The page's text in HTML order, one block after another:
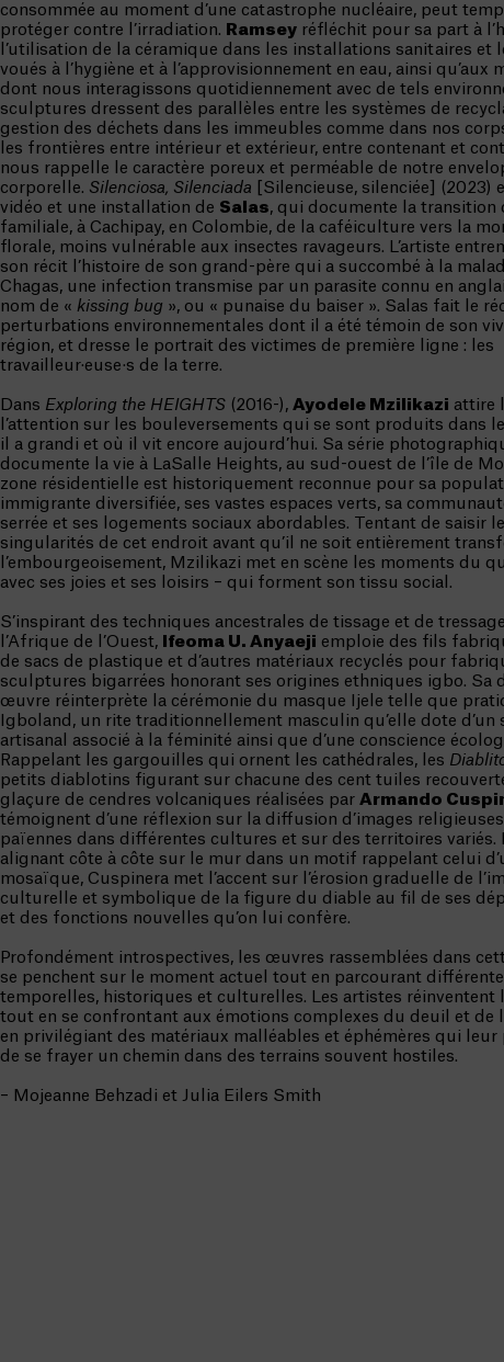
consommée au moment d’une catastrophe nucléaire, peut
protéger contre l’irradiation. Ramsey réfléchit pour sa part à
l’utilisation de la céramique dans les installations sanitaires et
voués à l’hygiène et à l’approvisionnement en eau, ainsi qu’aux
dont nous interagissons quotidiennement avec de tels
sculptures dressent des parallèles entre les systèmes de
gestion des déchets dans les immeubles comme dans nos
les frontières entre intérieur et extérieur, entre contenant et
nous rappelle le caractère poreux et perméable de notre
corporelle. Silenciosa, Silenciada [Silencieuse, silenciée] (2023)
vidéo et une installation de Salas, qui documente la transition
familiale, à Cachipay, en Colombie, de la caféiculture vers la
florale, moins vulnérable aux insectes ravageurs. L’artiste
son récit l’histoire de son grand-père qui a succombé à la
Chagas, une infection transmise par un parasite connu en
nom de « kissing bug », ou « punaise du baiser ». Salas fait le
perturbations environnementales dont il a été témoin de son
région, et dresse le portrait des victimes de première ligne : les
travailleur·euse·s de la terre.
Dans Exploring the HEIGHTS (2016-), Ayodele Mzilikazi attire
l’attention sur les bouleversements qui se sont produits dans
il a grandi et où il vit encore aujourd’hui. Sa série
documente la vie à LaSalle Heights, au sud-ouest de l’île de
zone résidentielle est historiquement reconnue pour sa
immigrante diversifiée, ses vastes espaces verts, sa
serrée et ses logements sociaux abordables. Tentant de saisir
singularités de cet endroit avant qu’il ne soit entièrement
l’embourgeoisement, Mzilikazi met en scène les moments du
avec ses joies et ses loisirs – qui forment son tissu social.
S’inspirant des techniques ancestrales de tissage et de
l’Afrique de l’Ouest,
Ifeoma U. Anyaeji emploie des fils
de sacs de plastique et d’autres matériaux recyclés pour
sculptures bigarrées honorant ses origines ethniques igbo. Sa
œuvre réinterprète la cérémonie du masque Ijele telle que
Igboland, un rite traditionnellement masculin qu’elle dote d’un
artisanal associé à la féminité ainsi que d’une conscience
Rappelant les gargouilles qui ornent les cathédrales, les
petits diablotins figurant sur chacune des cent tuiles
glaçure de cendres volcaniques réalisées par Armando
témoignent d’une réflexion sur la diffusion d’images
païennes dans différentes cultures et sur des territoires variés.
alignant côte à côte sur le mur dans un motif rappelant celui
mosaïque, Cuspinera met l’accent sur l’érosion graduelle de
culturelle et symbolique de la figure du diable au fil de ses
et des fonctions nouvelles qu’on lui confère.
Profondément introspectives, les œuvres rassemblées dans
se penchent sur le moment actuel tout en parcourant
temporelles, historiques et culturelles. Les artistes réinventent
tout en se confrontant aux émotions complexes du deuil et de
en privilégiant des matériaux malléables et éphémères qui leur
de se frayer un chemin dans des terrains souvent hostiles.
– Mojeanne Behzadi et Julia Eilers Smith